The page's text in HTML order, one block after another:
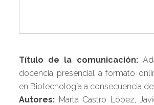
Título de la comunicación:
docencia presencial a formato
en Biotecnología a consecuencia
Autores: Marta Castro López,